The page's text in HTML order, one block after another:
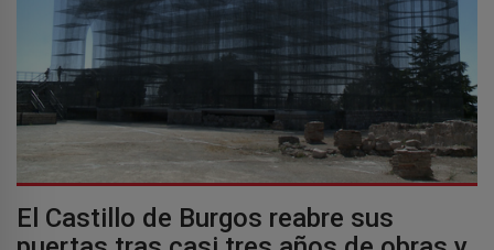
El Castillo de Burgos reabre sus